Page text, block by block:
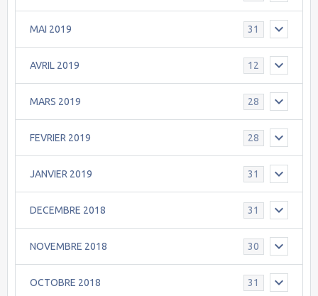
MAI 2019 31
AVRIL 2019 12
MARS 2019 28
FEVRIER 2019 28
JANVIER 2019 31
DECEMBRE 2018 31
NOVEMBRE 2018 30
OCTOBRE 2018 31